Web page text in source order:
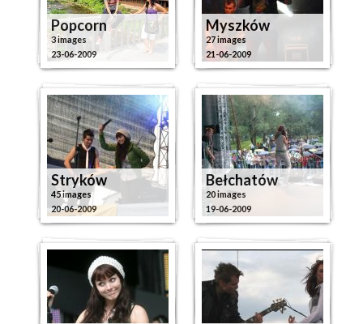
Popcorn
3 images
23-06-2009
Myszków
27 images
21-06-2009
Stryków
45 images
20-06-2009
Bełchatów
20 images
19-06-2009